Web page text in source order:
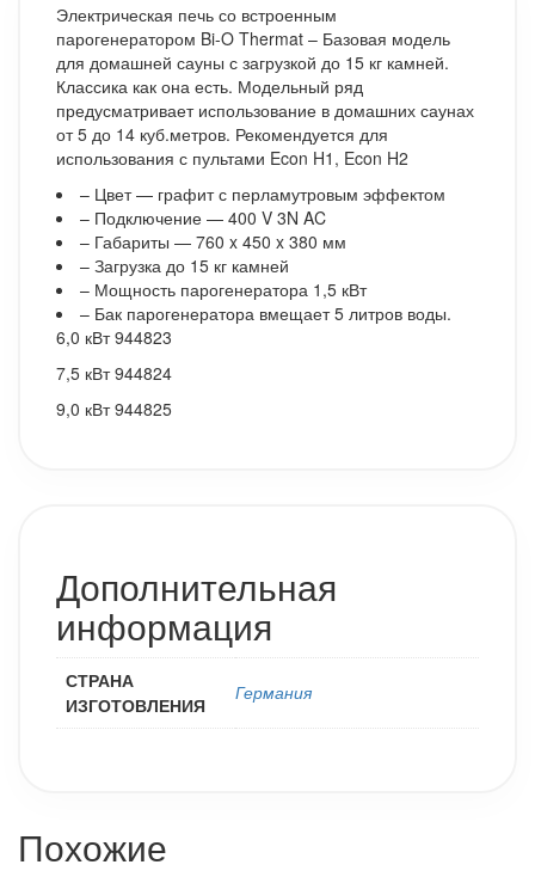
Электрическая печь со встроенным
парогенератором Bi-O Thermat – Базовая модель
для домашней сауны с загрузкой до 15 кг камней.
Классика как она есть. Модельный ряд
предусматривает использование в домашних саунах
от 5 до 14 куб.метров. Рекомендуется для
использования с пультами Econ H1, Econ H2
– Цвет — графит с перламутровым эффектом
– Подключение — 400 V 3N AC
– Габариты — 760 x 450 x 380 мм
– Загрузка до 15 кг камней
– Мощность парогенератора 1,5 кВт
– Бак парогенератора вмещает 5 литров воды.
6,0 кВт 944823
7,5 кВт 944824
9,0 кВт 944825
Дополнительная
информация
СТРАНА
ИЗГОТОВЛЕНИЯ
Германия
Похожие